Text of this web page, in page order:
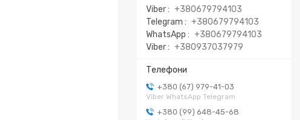
Viber
+380679794103
Telegram
+380679794103
WhatsApp
+380679794103
Viber
+380937037979
+380 (67) 979-41-03
Viber WhatsApp Telegram
+380 (99) 648-45-68